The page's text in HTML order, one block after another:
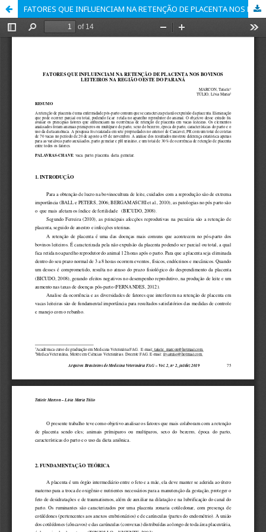
FATORES QUE INFLUENCIAM NA RETENÇÃO DE PLACENTA NOS BOVINOS LEITEIROS NA REGIÃO OESTE DO PARANÁ